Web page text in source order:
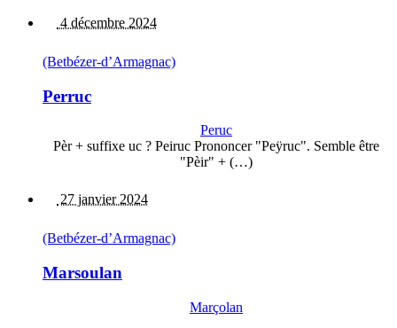
4 décembre 2024
(Betbézer-d’Armagnac)
Perruc
Peruc
Pèr + suffixe uc ? Peiruc Prononcer "Peÿruc". Semble être
"Pèir" + (…)
27 janvier 2024
(Betbézer-d’Armagnac)
Marsoulan
Marçolan